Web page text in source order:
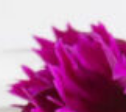
kannst du dir dein
bei 20 Personen
an eine gute
Aufstriche,